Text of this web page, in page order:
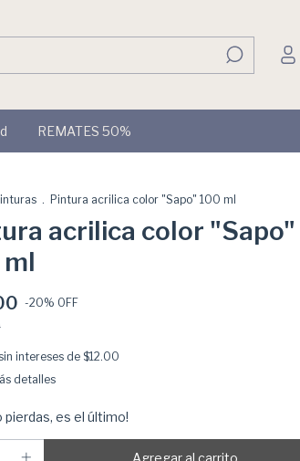
REMATES 50%
. Pintura acrilica color "Sapo" 100 ml
acrilica color "Sapo"
-20% OFF
intereses de $12.00
detalles
pierdas, es el último!